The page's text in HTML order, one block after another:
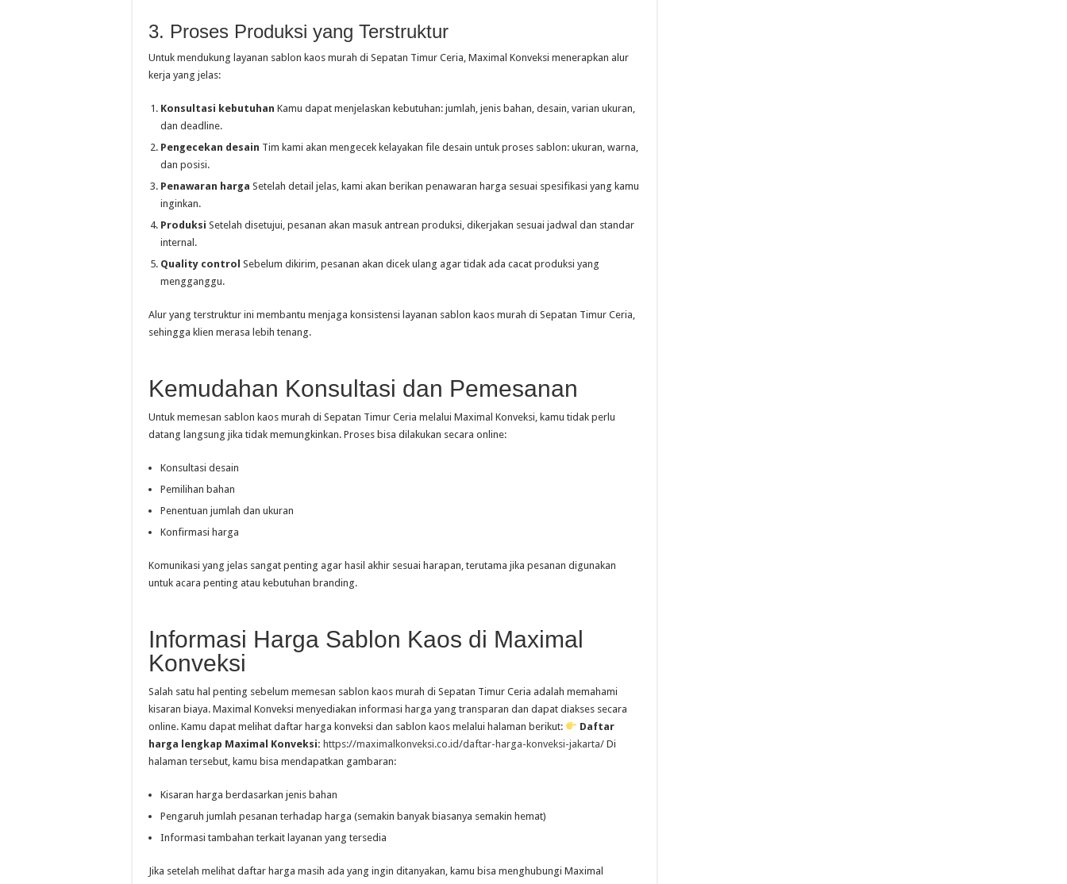
3. Proses Produksi yang Terstruktur
Untuk mendukung layanan sablon kaos murah di Sepatan Timur Ceria, Maximal Konveksi menerapkan alur
kerja yang jelas:
Konsultasi kebutuhan Kamu dapat menjelaskan kebutuhan: jumlah, jenis bahan, desain, varian ukuran,
dan deadline.
Pengecekan desain Tim kami akan mengecek kelayakan file desain untuk proses sablon: ukuran, warna,
dan posisi.
Penawaran harga Setelah detail jelas, kami akan berikan penawaran harga sesuai spesifikasi yang kamu
inginkan.
Produksi Setelah disetujui, pesanan akan masuk antrean produksi, dikerjakan sesuai jadwal dan standar
internal.
Quality control Sebelum dikirim, pesanan akan dicek ulang agar tidak ada cacat produksi yang
mengganggu.
Alur yang terstruktur ini membantu menjaga konsistensi layanan sablon kaos murah di Sepatan Timur Ceria,
sehingga klien merasa lebih tenang.
Kemudahan Konsultasi dan Pemesanan
Untuk memesan sablon kaos murah di Sepatan Timur Ceria melalui Maximal Konveksi, kamu tidak perlu
datang langsung jika tidak memungkinkan. Proses bisa dilakukan secara online:
Konsultasi desain
Pemilihan bahan
Penentuan jumlah dan ukuran
Konfirmasi harga
Komunikasi yang jelas sangat penting agar hasil akhir sesuai harapan, terutama jika pesanan digunakan
untuk acara penting atau kebutuhan branding.
Informasi Harga Sablon Kaos di Maximal
Konveksi
Salah satu hal penting sebelum memesan sablon kaos murah di Sepatan Timur Ceria adalah memahami
kisaran biaya. Maximal Konveksi menyediakan informasi harga yang transparan dan dapat diakses secara
online. Kamu dapat melihat daftar harga konveksi dan sablon kaos melalui halaman berikut:
Daftar
harga lengkap Maximal Konveksi: https://maximalkonveksi.co.id/daftar-harga-konveksi-jakarta/ Di
halaman tersebut, kamu bisa mendapatkan gambaran:
Kisaran harga berdasarkan jenis bahan
Pengaruh jumlah pesanan terhadap harga (semakin banyak biasanya semakin hemat)
Informasi tambahan terkait layanan yang tersedia
Jika setelah melihat daftar harga masih ada yang ingin ditanyakan, kamu bisa menghubungi Maximal